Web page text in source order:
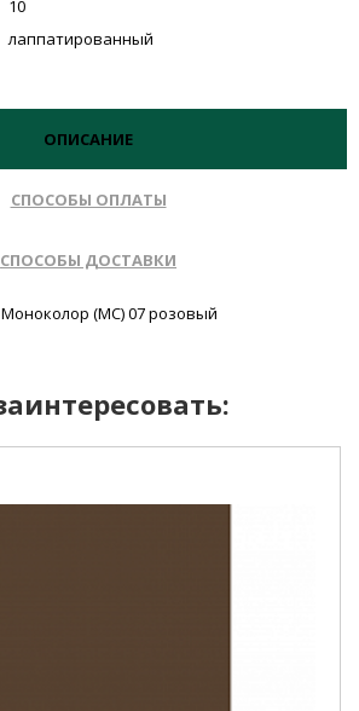
10
лаппатированный
ОПИСАНИЕ
СПОСОБЫ ОПЛАТЫ
СПОСОБЫ ДОСТАВКИ
(MC) 07 розовый